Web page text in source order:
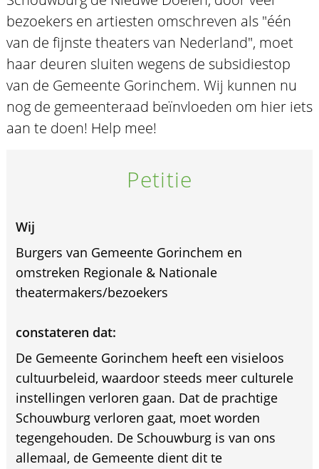
bezoekers en artiesten omschreven als "één
van de fijnste theaters van Nederland", moet
haar deuren sluiten wegens de subsidiestop
van de Gemeente Gorinchem. Wij kunnen nu
nog de gemeenteraad beïnvloeden om hier iets
aan te doen! Help mee!
Petitie
Wij
Burgers van Gemeente Gorinchem en
omstreken Regionale & Nationale
theatermakers/bezoekers
constateren dat:
De Gemeente Gorinchem heeft een visieloos
cultuurbeleid, waardoor steeds meer culturele
instellingen verloren gaan. Dat de prachtige
Schouwburg verloren gaat, moet worden
tegengehouden. De Schouwburg is van ons
allemaal, de Gemeente dient dit te